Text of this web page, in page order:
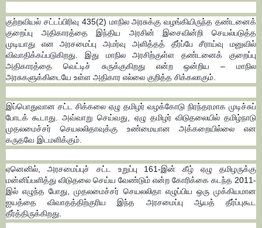
குற்றவியல் சட்டப்பிரிவு 435(2) மாநில அரசுக்கு வழங்கியிருந்த தண்டனைக்
குறைப்பு அதிகாரத்தை இந்திய அரசின் இசைவின்றி செயல்படுத்த
முடியாது என அரசமைப்பு அமர்வு அளித்தத் தீர்ப்பே சீராய்வு மனுவில்
விவாதிக்கப்படுகிறது. இது மாநில அரசிற்குள்ள தண்டனைக் குறைப்பு
அதிகாரத்தை வெட்டிச் சுருக்குகிறது என்ற ஒன்றிய – மாநில
அரசுகளுக்கிடையே உள்ள அதிகார எல்லை குறித்த சிக்கலாகும்.
இப்பொதுவான சட்ட சிக்கலை ஏழு தமிழர் வழக்கோடு நிரந்தரமாக முடிச்சுப்
போடக் கூடாது. அவ்வாறு செய்வது, ஏழு தமிழர் விடுதலையில் தமிழ்நாடு
முதலமைச்சர் செயலலிதாவுக்கு உண்மையான அக்கறையில்லை என
கருதவே இடமளிக்கும்.
ஏனெனில், அரசமைப்புச் சட்ட உறுப்பு 161-இன் கீழ் ஏழு தமிழருக்கு
மன்னிப்பளித்து விடுதலை செய்ய வேண்டும் என்ற கோரிக்கை கடந்த 2011-
இல் எழுந்த போது, முதலமைச்சர் செயலலிதா எழுப்பிய ஒரு முக்கியமான
ஐயத்தை விவாதத்திற்குரிய இந்த அரசமைப்பு ஆயத் தீர்ப்புகூட
தீர்த்திருக்கிறது.